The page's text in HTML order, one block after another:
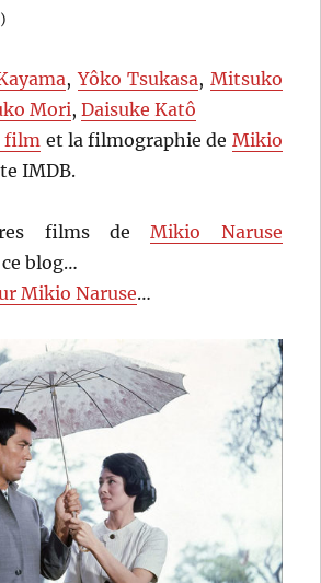
)
,Yôko Tsukasa, Mitsuko
Mori,Daisuke Katô
film et la filmographie de Mikio
IMDB.
films deMikio Naruse
blog…
Mikio Naruse…